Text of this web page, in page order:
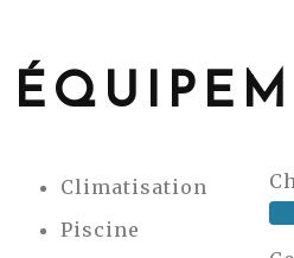
Climatisation
Piscine